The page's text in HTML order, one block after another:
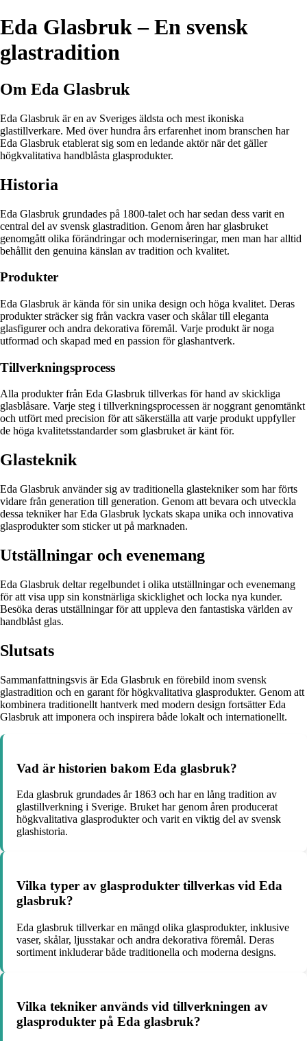
Eda Glasbruk – En svensk
glastradition
Om Eda Glasbruk
Eda Glasbruk är en av Sveriges äldsta och mest ikoniska
glastillverkare. Med över hundra års erfarenhet inom branschen har
Eda Glasbruk etablerat sig som en ledande aktör när det gäller
högkvalitativa handblåsta glasprodukter.
Historia
Eda Glasbruk grundades på 1800-talet och har sedan dess varit en
central del av svensk glastradition. Genom åren har glasbruket
genomgått olika förändringar och moderniseringar, men man har alltid
behållit den genuina känslan av tradition och kvalitet.
Produkter
Eda Glasbruk är kända för sin unika design och höga kvalitet. Deras
produkter sträcker sig från vackra vaser och skålar till eleganta
glasfigurer och andra dekorativa föremål. Varje produkt är noga
utformad och skapad med en passion för glashantverk.
Tillverkningsprocess
Alla produkter från Eda Glasbruk tillverkas för hand av skickliga
glasblåsare. Varje steg i tillverkningsprocessen är noggrant genomtänkt
och utfört med precision för att säkerställa att varje produkt uppfyller
de höga kvalitetsstandarder som glasbruket är känt för.
Glasteknik
Eda Glasbruk använder sig av traditionella glastekniker som har förts
vidare från generation till generation. Genom att bevara och utveckla
dessa tekniker har Eda Glasbruk lyckats skapa unika och innovativa
glasprodukter som sticker ut på marknaden.
Utställningar och evenemang
Eda Glasbruk deltar regelbundet i olika utställningar och evenemang
för att visa upp sin konstnärliga skicklighet och locka nya kunder.
Besöka deras utställningar för att uppleva den fantastiska världen av
handblåst glas.
Slutsats
Sammanfattningsvis är Eda Glasbruk en förebild inom svensk
glastradition och en garant för högkvalitativa glasprodukter. Genom att
kombinera traditionellt hantverk med modern design fortsätter Eda
Glasbruk att imponera och inspirera både lokalt och internationellt.
Vad är historien bakom Eda glasbruk?
Eda glasbruk grundades år 1863 och har en lång tradition av
glastillverkning i Sverige. Bruket har genom åren producerat
högkvalitativa glasprodukter och varit en viktig del av svensk
glashistoria.
Vilka typer av glasprodukter tillverkas vid Eda
glasbruk?
Eda glasbruk tillverkar en mängd olika glasprodukter, inklusive
vaser, skålar, ljusstakar och andra dekorativa föremål. Deras
sortiment inkluderar både traditionella och moderna designs.
Vilka tekniker används vid tillverkningen av
glasprodukter på Eda glasbruk?